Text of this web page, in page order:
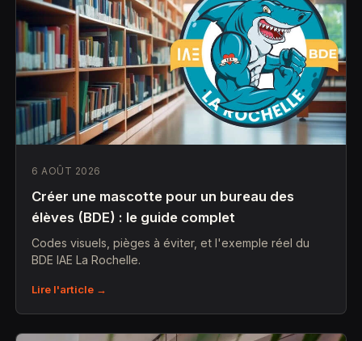
6 AOÛT 2026
Créer une mascotte pour un bureau des
élèves (BDE) : le guide complet
Codes visuels, pièges à éviter, et l'exemple réel du
BDE IAE La Rochelle.
Lire l'article →